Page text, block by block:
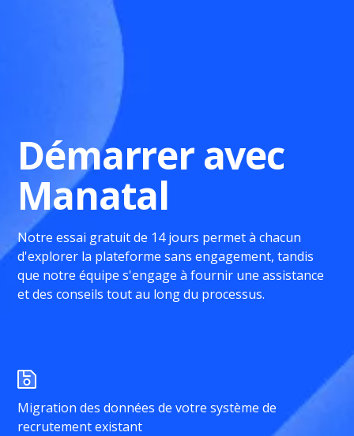
Démarrer avec
Manatal
Notre essai gratuit de 14 jours permet à chacun
d'explorer la plateforme sans engagement, tandis
que notre équipe s'engage à fournir une assistance
et des conseils tout au long du processus.
Migration des données de votre système de
recrutement existant